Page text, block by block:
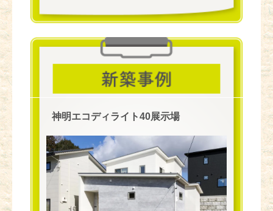
神明エコディライト40展示場